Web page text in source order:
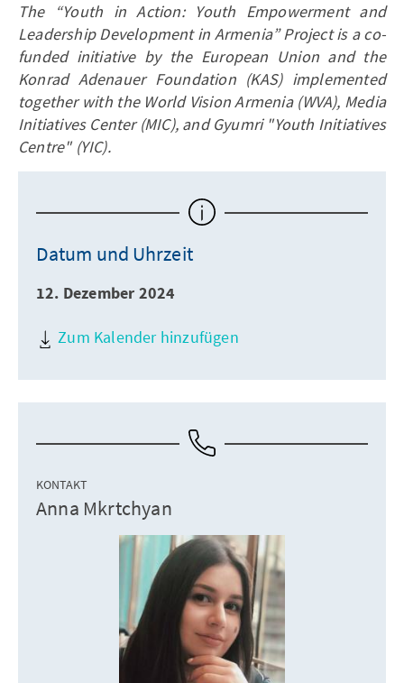
The “Youth in Action: Youth Empowerment and
Leadership Development in Armenia” Project is a co-
funded initiative by the European Union and the
Konrad Adenauer Foundation (KAS) implemented
together with the World Vision Armenia (WVA), Media
Initiatives Center (MIC), and Gyumri "Youth Initiatives
Centre" (YIC).
Datum und Uhrzeit
12. Dezember 2024
Zum Kalender hinzufügen
KONTAKT
Anna Mkrtchyan